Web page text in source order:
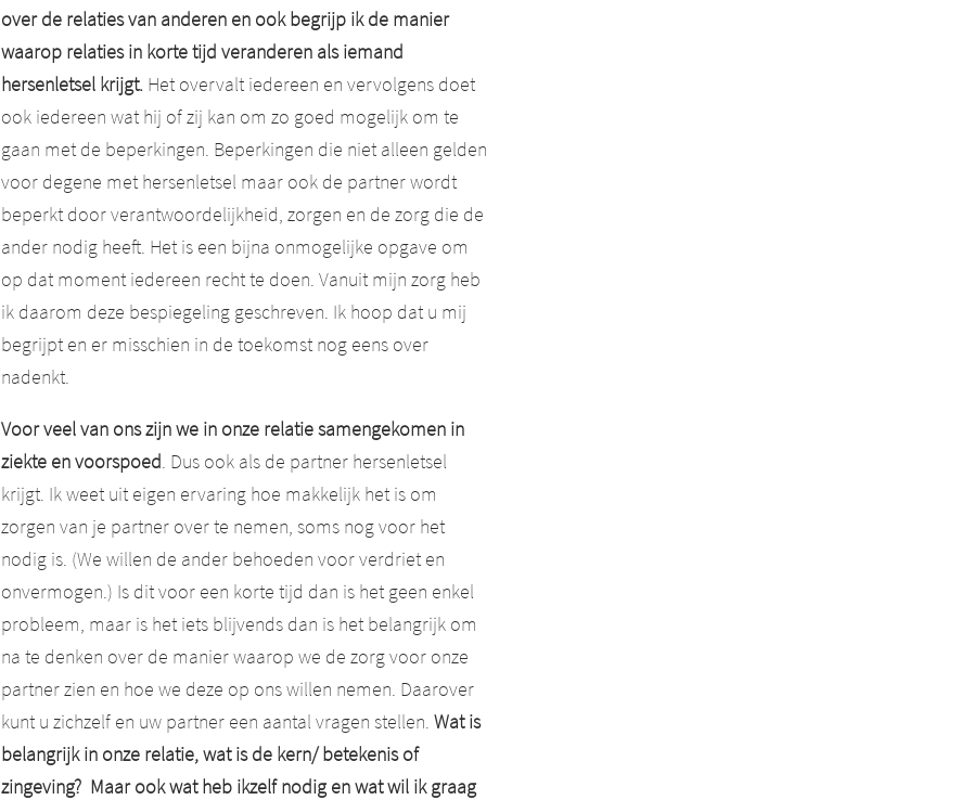
over de relaties van anderen en ook begrijp ik de manier
waarop relaties in korte tijd veranderen als iemand
hersenletsel krijgt.Het overvalt iedereen en vervolgens doet
ook iedereen wat hij of zij kan om zo goed mogelijk om te
gaan met de beperkingen. Beperkingen die niet alleen gelden
voor degene met hersenletsel maar ook de partner wordt
beperkt door verantwoordelijkheid, zorgen en de zorg die de
ander nodig heeft. Het is een bijna onmogelijke opgave om
op dat moment iedereen recht te doen. Vanuit mijn zorg heb
ik daarom deze bespiegeling geschreven. Ik hoop dat u mij
begrijpt en er misschien in de toekomst nog eens over
nadenkt.
Voor veel van ons zijn we in onze relatie samengekomen in
ziekte en voorspoed. Dus ook als de partner hersenletsel
krijgt. Ik weet uit eigen ervaring hoe makkelijk het is om
zorgen van je partner over te nemen, soms nog voor het
nodig is. (We willen de ander behoeden voor verdriet en
onvermogen.) Is dit voor een korte tijd dan is het geen enkel
probleem, maar is het iets blijvends dan is het belangrijk om
na te denken over de manier waarop we de zorg voor onze
partner zien en hoe we deze op ons willen nemen. Daarover
kunt u zichzelf en uw partner een aantal vragen stellen. Wat is
belangrijk in onze relatie, wat is de kern/ betekenis of
zingeving? Maar ook wat heb ikzelf nodig en wat wil ik graag